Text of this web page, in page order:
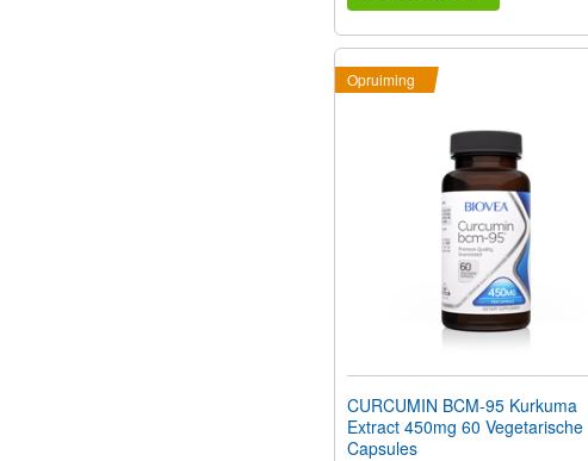
Opruiming
CURCUMIN BCM-95 Kurkuma
Extract 450mg 60 Vegetarische
Capsules